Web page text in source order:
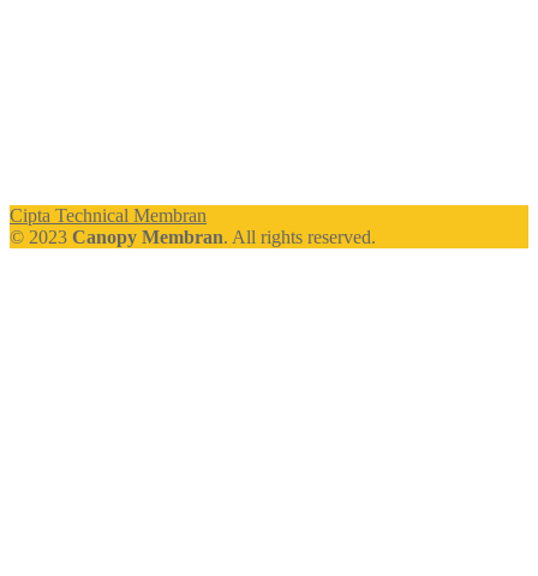
Cipta Technical Membran
© 2023 Canopy Membran. All rights reserved.